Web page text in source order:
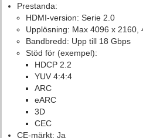
Prestanda:
HDMI-version: Serie 2.0
Upplösning: Max 4096 x 2160,
Bandbredd: Upp till 18 Gbps
Stöd för (exempel):
HDCP 2.2
YUV 4:4:4
ARC
eARC
3D
CEC
CE-märkt: Ja